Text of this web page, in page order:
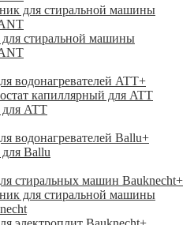
для стиральной машины
стиральной машины
водонагревателей ATT+
капиллярный для ATT
ATT
водонагревателей Ballu+
Ballu
стиральных машин Bauknecht+
для стиральной машины